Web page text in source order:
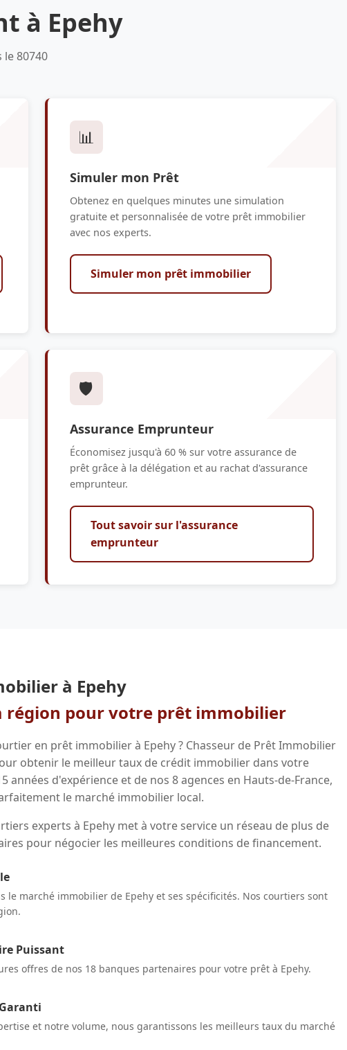
à Epehy
80740
📊
Simuler mon Prêt
Obtenez en quelques minutes une simulation
gratuite et personnalisée de votre prêt immobilier
avec nos experts.
Simuler mon prêt immobilier
🛡️
Assurance Emprunteur
Économisez jusqu'à 60 % sur votre assurance de
prêt grâce à la délégation et au rachat d'assurance
emprunteur.
Tout savoir sur l'assurance
emprunteur
à Epehy
région pour votre prêt immobilier
en prêt immobilier à Epehy ? Chasseur de Prêt Immobilier
obtenir le meilleur taux de crédit immobilier dans votre
années d'expérience et de nos 8 agences en Hauts-de-France,
le marché immobilier local.
experts à Epehy met à votre service un réseau de plus de
pour négocier les meilleures conditions de financement.
le marché immobilier de Epehy et ses spécificités. Nos courtiers sont
Puissant
offres de nos 18 banques partenaires pour votre prêt à Epehy.
et notre volume, nous garantissons les meilleurs taux du marché